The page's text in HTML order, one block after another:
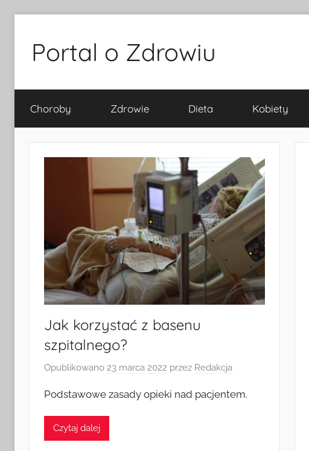
treściPortal o Zdrowiu
Choroby Zdrowie Dieta Kobiety
Jak korzystać z basenu
szpitalnego?
Opublikowano 23 marca 2022 przez Redakcja
Podstawowe zasady opieki nad pacjentem.
Czytaj dalej